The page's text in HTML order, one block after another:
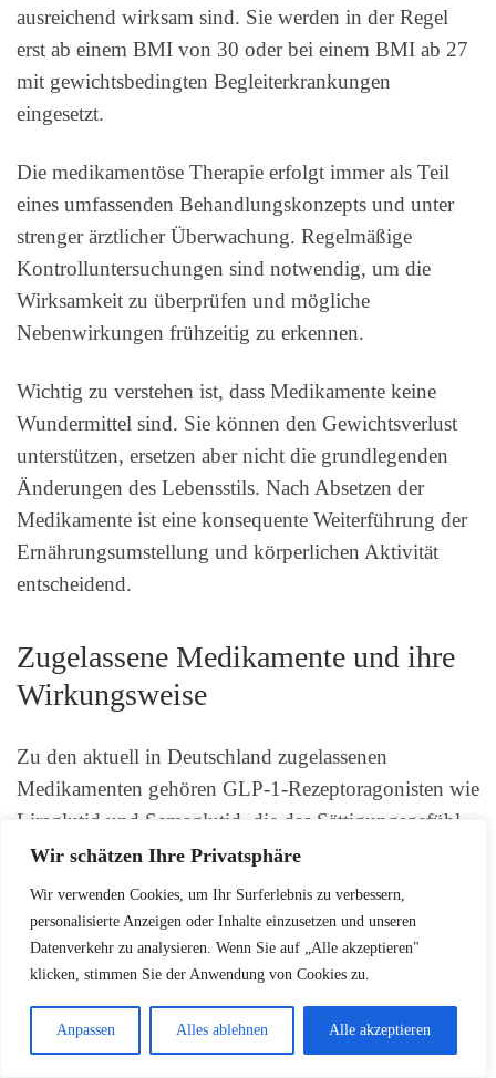
Wir schätzen Ihre Privatsphäre
Wir verwenden Cookies, um Ihr Surferlebnis zu verbessern,
personalisierte Anzeigen oder Inhalte einzusetzen und unseren
Datenverkehr zu analysieren. Wenn Sie auf „Alle akzeptieren"
klicken, stimmen Sie der Anwendung von Cookies zu.
Anpassen Alles ablehnen Alle akzeptieren
ausreichend wirksam sind. Sie werden in der Regel
erst ab einem BMI von 30 oder bei einem BMI ab 27
mit gewichtsbedingten Begleiterkrankungen
eingesetzt.
Die medikamentöse Therapie erfolgt immer als Teil
eines umfassenden Behandlungskonzepts und unter
strenger ärztlicher Überwachung. Regelmäßige
Kontrolluntersuchungen sind notwendig, um die
Wirksamkeit zu überprüfen und mögliche
Nebenwirkungen frühzeitig zu erkennen.
Wichtig zu verstehen ist, dass Medikamente keine
Wundermittel sind. Sie können den Gewichtsverlust
unterstützen, ersetzen aber nicht die grundlegenden
Änderungen des Lebensstils. Nach Absetzen der
Medikamente ist eine konsequente Weiterführung der
Ernährungsumstellung und körperlichen Aktivität
entscheidend.
Zugelassene Medikamente und ihre
Wirkungsweise
Zu den aktuell in Deutschland zugelassenen
Medikamenten gehören GLP-1-Rezeptoragonisten wie
Liraglutid und Semaglutid, die das Sättigungsgefühl
verstärken und den Appetit reduzieren. Sie werden
ursprünglich zur Behandlung von Diabetes eingesetzt
und haben sich auch bei der Gewichtsreduktion als
wirksam erwiesen.
Weitere Wirkstoffe wie Orlistat hemmen die
Fettaufnahme im Darm, wodurch etwa 30% der